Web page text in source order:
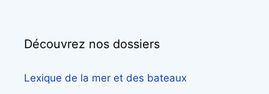
Découvrez nos dossiers
Lexique de la mer et des bateaux